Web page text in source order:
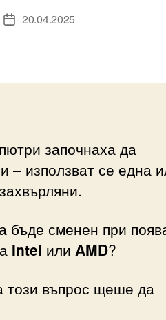
Post20.04.2025
започнаха да
– използват се една
бъде сменен при
Intel или AMD?
този въпрос щеше да